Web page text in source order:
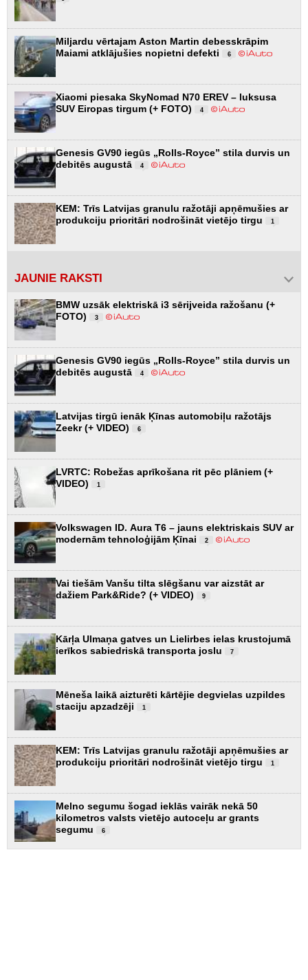
Miljardu vērtajam Aston Martin debesskrāpim
Maiami atklājušies nopietni defekti
6
Xiaomi piesaka SkyNomad N70 EREV – luksusa
SUV Eiropas tirgum (+ FOTO)
4
Genesis GV90 iegūs „Rolls-Royce” stila durvis un
debitēs augustā
4
KEM: Trīs Latvijas granulu ražotāji apņēmušies ar
produkciju prioritāri nodrošināt vietējo tirgu
1
JAUNIE RAKSTI
BMW uzsāk elektriskā i3 sērijveida ražošanu (+
FOTO)
3
Genesis GV90 iegūs „Rolls-Royce” stila durvis un
debitēs augustā
4
Latvijas tirgū ienāk Ķīnas automobiļu ražotājs
Zeekr (+ VIDEO)
6
LVRTC: Robežas aprīkošana rit pēc plāniem (+
VIDEO)
1
Volkswagen ID. Aura T6 – jauns elektriskais SUV ar
modernām tehnoloģijām Ķīnai
2
Vai tiešām Vanšu tilta slēgšanu var aizstāt ar
dažiem Park&Ride? (+ VIDEO)
9
Kārļa Ulmaņa gatves un Lielirbes ielas krustojumā
ierīkos sabiedriskā transporta joslu
7
Mēneša laikā aizturēti kārtējie degvielas uzpildes
staciju apzadzēji
1
KEM: Trīs Latvijas granulu ražotāji apņēmušies ar
produkciju prioritāri nodrošināt vietējo tirgu
1
Melno segumu šogad ieklās vairāk nekā 50
kilometros valsts vietējo autoceļu ar grants
segumu
6